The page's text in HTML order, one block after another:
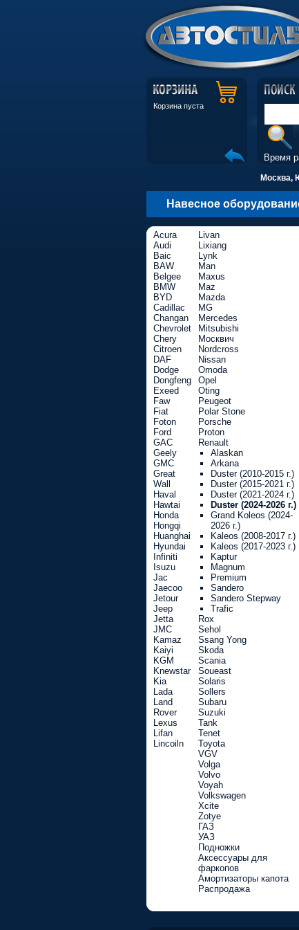
Корзина пуста
Время
Москва,
Навесное
Acura
Audi
Baic
BAW
Belgee
BMW
BYD
Cadillac
Changan
Chevrolet
Chery
Citroen
DAF
Dodge
Dongfeng
Exeed
Faw
Fiat
Foton
Ford
GAC
Geely
GMC
Great
Wall
Haval
Hawtai
Honda
Hongqi
Huanghai
Hyundai
Infiniti
Isuzu
Jac
Jaecoo
Jetour
Jeep
Jetta
JMC
Kamaz
Kaiyi
KGM
Knewstar
Kia
Lada
Land
Rover
Lexus
Lifan
Lincoiln
Livan
Lixiang
Lynk
Man
Maxus
Maz
Mazda
MG
Mercedes
Mitsubishi
Москвич
Nordcross
Nissan
Omoda
Opel
Oting
Peugeot
Polar Stone
Porsche
Proton
Renault
Alaskan
Arkana
Duster (2010-2015 г.)
Duster (2015-2021 г.)
Duster (2021-2024 г.)
Duster (2024-2026 г.)
Grand Koleos (2024-
2026 г.)
Kaleos (2008-2017 г.)
Kaleos (2017-2023 г.)
Kaptur
Magnum
Premium
Sandero
Sandero Stepway
Trafic
Rox
Sehol
Ssang Yong
Skoda
Scania
Soueast
Solaris
Sollers
Subaru
Suzuki
Tank
Tenet
Toyota
VGV
Volga
Volvo
Voyah
Volkswagen
Xcite
Zotye
ГАЗ
УАЗ
Подножки
Аксессуары для
фаркопов
Амортизаторы капота
Распродажа